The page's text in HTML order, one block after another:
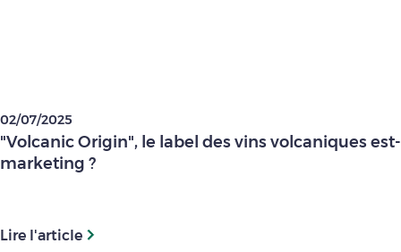
02/07/2025
"Volcanic Origin", le label des vins volcaniques
marketing ?
Lire l'article